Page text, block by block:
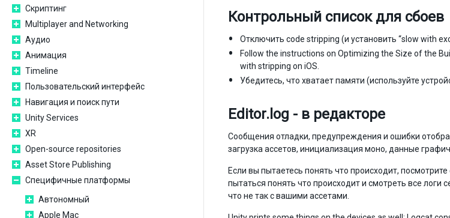
Скриптинг
Multiplayer and Networking
Аудио
Анимация
Timeline
Пользовательский интерфейс
Навигация и поиск пути
Unity Services
XR
Open-source repositories
Asset Store Publishing
Специфичные платформы
Автономный
Apple Mac
Контрольный список для сбоев
Отключить code stripping (и установить “slow with
Follow the instructions on Optimizing the Size of the
with stripping on iOS.
Убедитесь, что хватает памяти (используйте
Editor.log - в редакторе
Сообщения отладки, предупреждения и ошибки
загрузка ассетов, инициализация моно, данные
Если вы пытаетесь понять что происходит,
пытаться понять что происходит и смотреть все логи
что не так с вашими ассетами.